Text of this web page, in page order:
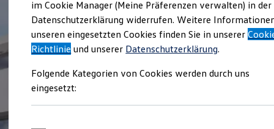
Großkunden
Kommunen & Behörden
Journalisten
Sportvereine
Branchenlösungen
Gewerbliche Personenbeförderung
Service & mobile Werkstätten
Menschen mit Behinderung
im Cookie Manager (Meine Präferenzen verwalten) in der
Datenschutzerklärung widerrufen. Weitere
unseren eingesetzten Cookies finden Sie in unserer
Richtlinie und unserer Datenschutzerklärung.
Folgende Kategorien von Cookies werden durch uns
eingesetzt: